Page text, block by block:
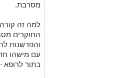
מסרבת.
למה זה
החוקרים
והפרשנות
עם מישהו
בתור לרופא